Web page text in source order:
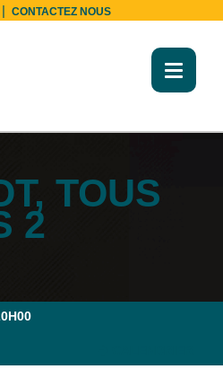
CONTACTEZ NOUS
TOUS
2